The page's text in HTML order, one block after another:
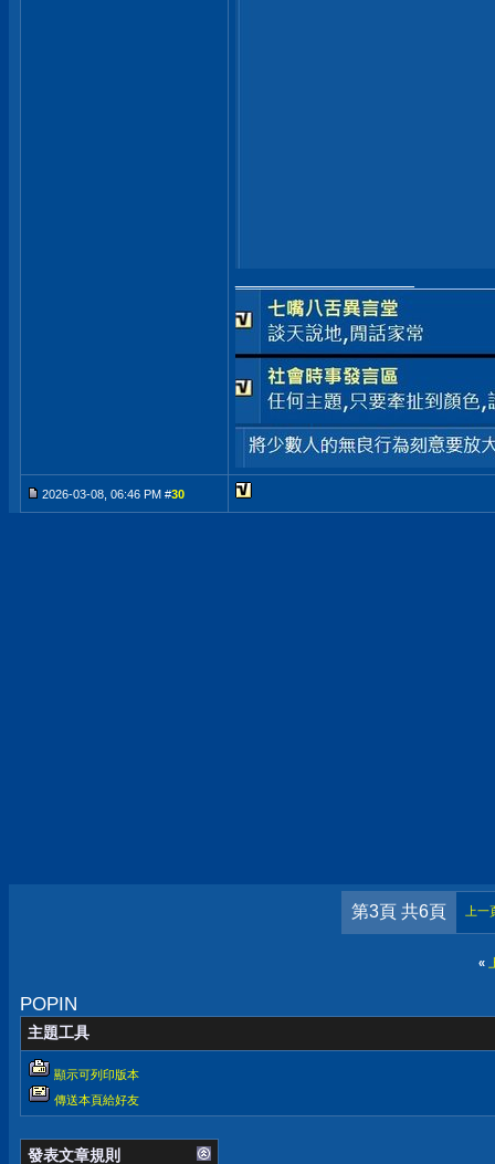
2026-03-08, 06:46 PM #30
第3頁 共6頁 上一
«
POPIN
主題工具
顯示可列印版本
傳送本頁給好友
發表文章規則